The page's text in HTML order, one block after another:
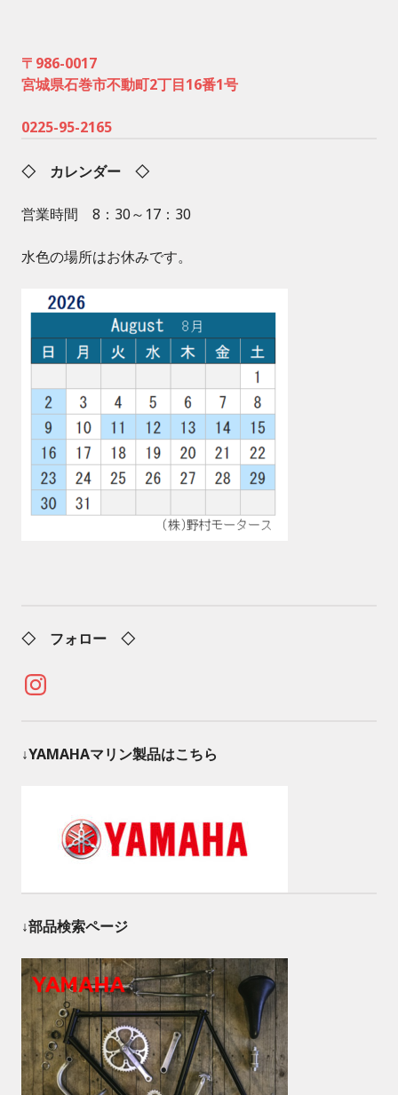
〒986-0017
宮城県石巻市不動町2丁目16番1号
0225-95-2165
◇ カレンダー ◇
営業時間 8：30～17：30
水色の場所はお休みです。
◇ フォロー ◇
Instagram
↓YAMAHAマリン製品はこちら
↓部品検索ページ